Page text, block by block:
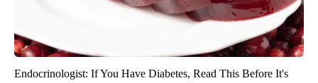
Endocrinologist: If You Have Diabetes, Read This Before It's